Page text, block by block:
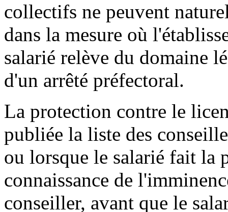
collectifs ne peuvent
dans la mesure où
salarié relève du domaine
d'un arrêté préfectoral.
La protection contre le
publiée la liste des
ou lorsque le salarié fait la
connaissance de
conseiller, avant que le